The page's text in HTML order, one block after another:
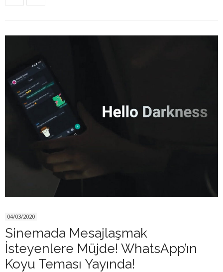
04/03/2020
Sinemada Mesajlaşmak
İsteyenlere Müjde! WhatsApp’ın
Koyu Teması Yayında!